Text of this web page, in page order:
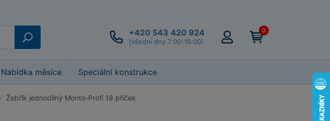
+420 543 420 924
(všední dny 7:00-15:00)
0
Nabídka měsíce Speciální konstrukce
Žebřík jednodílný Monto-Profi 18 příček